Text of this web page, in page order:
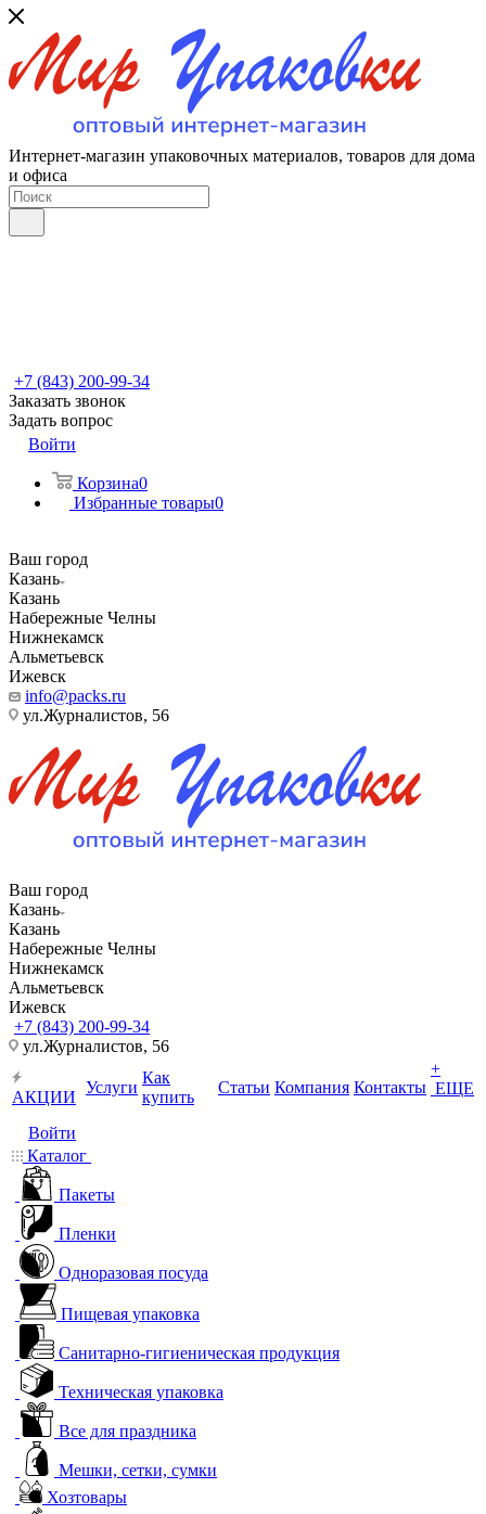
Интернет-магазин упаковочных материалов, товаров для дома
и офиса
+7 (843) 200-99-34
Заказать звонок
Задать вопрос
Войти
Корзина0
Избранные товары0
Ваш город
Казань
Казань
Набережные Челны
Нижнекамск
Альметьевск
Ижевск
info@packs.ru
ул.Журналистов, 56
Ваш город
Казань
Казань
Набережные Челны
Нижнекамск
Альметьевск
Ижевск
+7 (843) 200-99-34
ул.Журналистов, 56
АКЦИИ
Услуги
Как
купить
Статьи Компания Контакты
+
ЕЩЕ
Войти
Каталог
Пакеты
Пленки
Одноразовая посуда
Пищевая упаковка
Санитарно-гигиеническая продукция
Техническая упаковка
Все для праздника
Мешки, сетки, сумки
Хозтовары